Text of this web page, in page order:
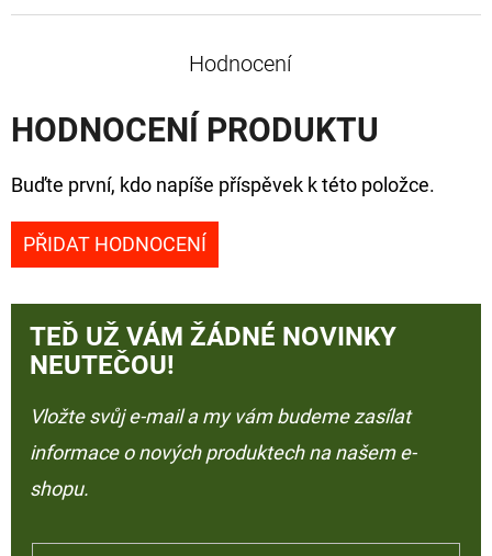
Hodnocení
HODNOCENÍ PRODUKTU
Buďte první, kdo napíše příspěvek k této položce.
PŘIDAT HODNOCENÍ
TEĎ UŽ VÁM ŽÁDNÉ NOVINKY
NEUTEČOU!
Vložte svůj e-mail a my vám budeme zasílat
informace o nových produktech na našem e-
shopu.